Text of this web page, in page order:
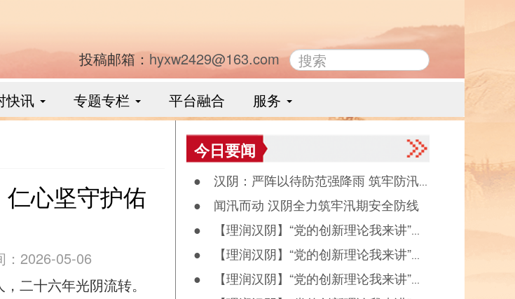
投稿邮箱： hyxw2429@163.com
快讯 专题专栏 平台融合 服务
心坚守护佑
：2026-05-06
二十六年光阴流转。
今日要闻
● 汉阴：严阵以待防范强降雨 筑牢防汛
安全防线
● 闻汛而动 汉阴全力筑牢汛期安全防线
● 【理润汉阴】“党的创新理论我来讲”宣
讲微视频优秀作品展播（五）
● 【理润汉阴】“党的创新理论我来讲”宣
讲微视频优秀作品展播（四）
● 【理润汉阴】“党的创新理论我来讲”宣